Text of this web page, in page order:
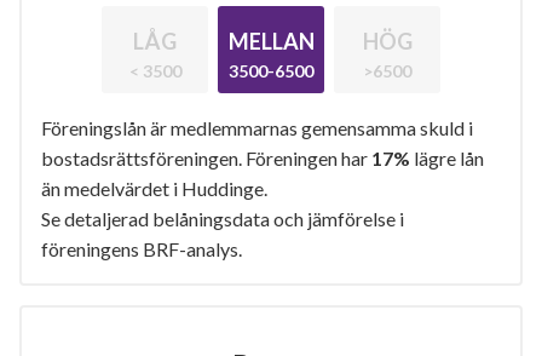
LÅG
< 3500
MELLAN
3500-6500
HÖG
>6500
Föreningslån är medlemmarnas gemensamma skuld i
bostadsrättsföreningen. Föreningen har 17% lägre lån
än medelvärdet i Huddinge.
Se detaljerad belåningsdata och jämförelse i
föreningens BRF-analys.